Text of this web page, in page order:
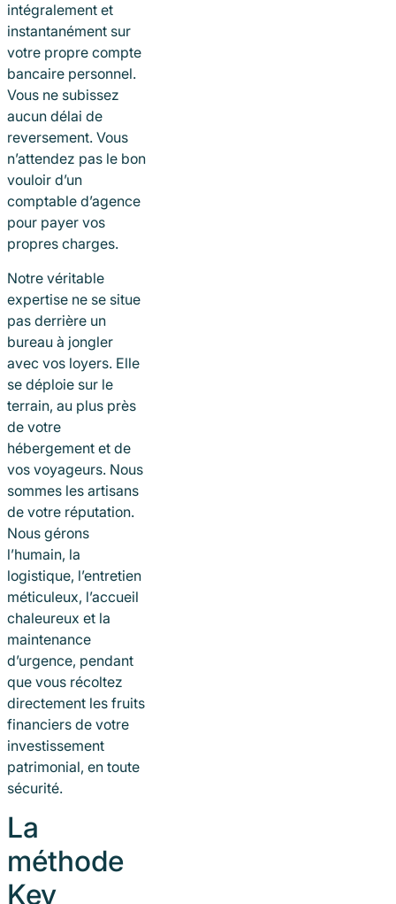
intégralement et
instantanément sur
votre propre compte
bancaire personnel.
Vous ne subissez
aucun délai de
reversement. Vous
n’attendez pas le bon
vouloir d’un
comptable d’agence
pour payer vos
propres charges.
Notre véritable
expertise ne se situe
pas derrière un
bureau à jongler
avec vos loyers. Elle
se déploie sur le
terrain, au plus près
de votre
hébergement et de
vos voyageurs. Nous
sommes les artisans
de votre réputation.
Nous gérons
l’humain, la
logistique, l’entretien
méticuleux, l’accueil
chaleureux et la
maintenance
d’urgence, pendant
que vous récoltez
directement les fruits
financiers de votre
investissement
patrimonial, en toute
sécurité.
La
méthode
Key